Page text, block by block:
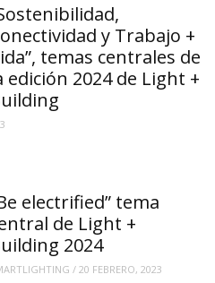
y Trabajo +
temas centrales de
edición 2024 de Light +
electrified” tema
de Light +
2024
/20 FEBRERO, 2023